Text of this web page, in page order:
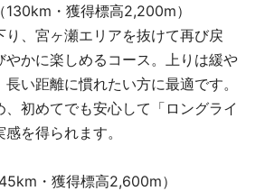
130km・獲得標高2,200m）
り、宮ヶ瀬エリアを抜けて再び戻
やかに楽しめるコース。上りは緩や
い距離に慣れたい方に最適です。
初めてでも安心して「ロングライ
を得られます。
・獲得標高2,600m）